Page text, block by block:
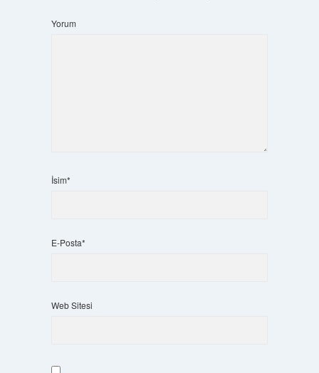
Yorum
İsim*
E-Posta*
Web Sitesi